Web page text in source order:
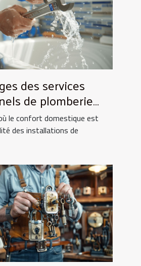
des services
de plomberie
le confort domestique est
des installations de